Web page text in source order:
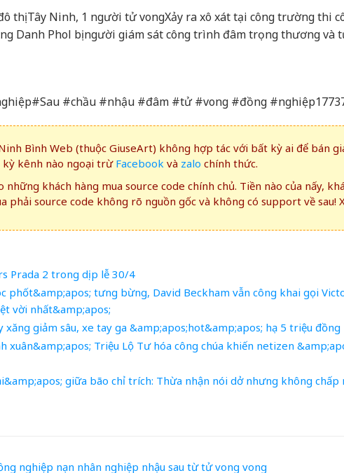
thị Tây Ninh, 1 người tử vongXảy ra xô xát tại công trường thi
Danh Phol bị người giám sát công trình đâm trọng thương và
#chầu #nhậu #đâm #tử #vong #đồng
Bình Web (thuộc GiuseArt) không hợp tác với bất kỳ ai để bán
kỳ kênh nào ngoại trừ Facebook và zalo chính thức.
khách hàng mua source code chính chủ. Tiền nào của nấy,
phải source code không rõ nguồn gốc và không có support về sau!
Prada 2 trong dịp lễ 30/4
phốt&amp;apos; tưng bừng, David Beckham vẫn công khai gọi
vời nhất&amp;apos;
xăng giảm sâu, xe tay ga &amp;apos;hot&amp;apos; hạ 5 triệu đồng
xuân&amp;apos; Triệu Lộ Tư hóa công chúa khiến netizen
giữa bão chỉ trích: Thừa nhận nói dở nhưng không chấp
nghiệp nạn nhân nghiệp nhậu sau từ tử vong vong